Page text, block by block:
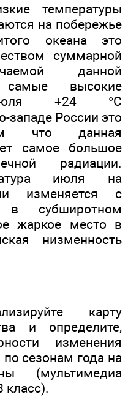
температуры
на побережье
океана это
суммарной
данной
высокие
июля +24 °С
западе России это
что данная
самое большое
радиации.
июля на
изменяется с
субширотном
жаркое место в
низменность
карту
и определите,
изменения
по сезонам года на
(мультимедиа
класс).